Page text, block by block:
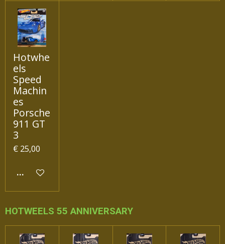
Hotwhe
els
Speed
Machin
es
Porsche
911 GT
3
€ 25,00
IN WINKELWAGEN
HOTWEELS 55 ANNIVERSARY